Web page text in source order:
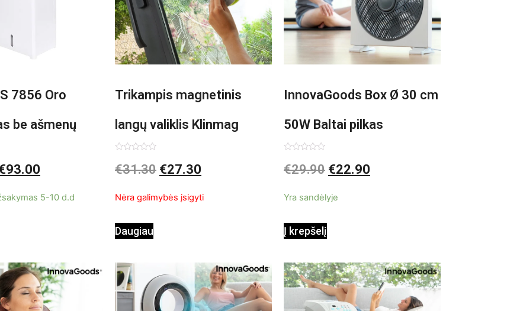
7856 Oro
be ašmenų
93.00
5-10 d.d
Trikampis magnetinis
langų valiklis Klinmag
InnovaGoods
0
iš
€31.30 €27.30
Nėra galimybės įsigyti
Daugiau
InnovaGoods Box Ø 30 cm
50W Baltai pilkas
pastatomas ventiliatorius
0
iš
€29.90 €22.90
Yra sandėlyje
Į krepšelį